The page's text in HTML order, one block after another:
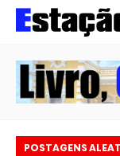
POSTAGENS
Escola Auton